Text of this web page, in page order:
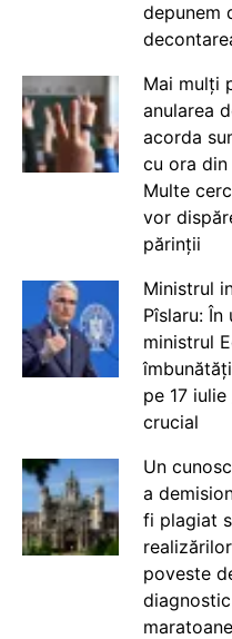
depunem
Mai mulți
anularea
acorda
cu ora
Multe
vor
părinții
Ministrul
Pîslaru:
ministrul
pe 17
crucial
Un
a
fi plagiat
poveste